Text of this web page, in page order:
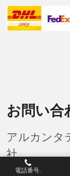
お問い合
アルカンタ
社
電話番号.